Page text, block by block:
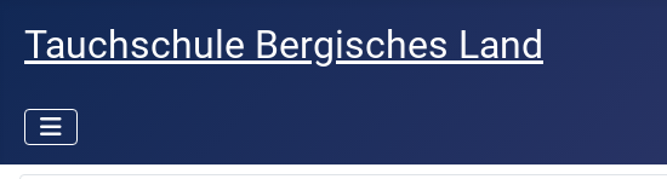
Tauchschule Bergisches Land